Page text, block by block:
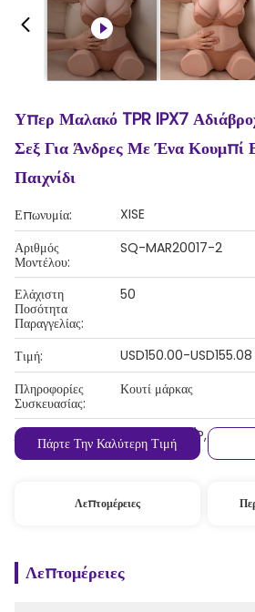
Υπερ Μαλακό TPR IPX7
Σεξ Για Άνδρες Με Ένα Κουμπί
Παιχνίδι
Επωνυμία:
XISE
Αριθμός
Μοντέλου:
SQ-MAR20017-2
Ελάχιστη
Ποσότητα
Παραγγελίας:
50
Τιμή:
USD150.00-USD155.08
Πληροφορίες
Συσκευασίας:
Κουτί μάρκας
Όροι Πληρωμής:
Λ/Κ, D/A, D/P, T/T,
MoneyGram
Πάρτε Την Καλύτερη Τιμή
Λεπτομέρειες
Λεπτομέρειες